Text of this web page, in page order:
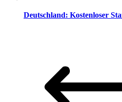
Deutschland: Kostenloser